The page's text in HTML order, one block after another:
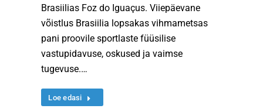
Brasiilias Foz do Iguaçus. Viiepäevane
võistlus Brasiilia lopsakas vihmametsas
pani proovile sportlaste füüsilise
vastupidavuse, oskused ja vaimse
tugevuse.…
Loe edasi